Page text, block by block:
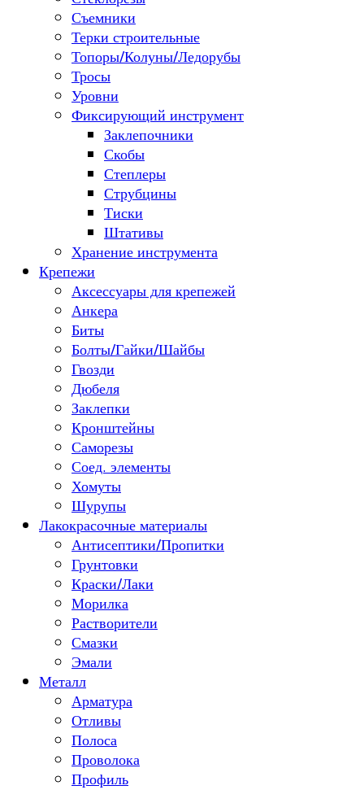
Съемники
Терки строительные
Топоры/Колуны/Ледорубы
Тросы
Уровни
Фиксирующий инструмент
Заклепочники
Скобы
Степлеры
Струбцины
Тиски
Штативы
Хранение инструмента
Крепежи
Аксессуары для крепежей
Анкера
Биты
Болты/Гайки/Шайбы
Гвозди
Дюбеля
Заклепки
Кронштейны
Саморезы
Соед. элементы
Хомуты
Шурупы
Лакокрасочные материалы
Антисептики/Пропитки
Грунтовки
Краски/Лаки
Морилка
Растворители
Смазки
Эмали
Металл
Арматура
Отливы
Полоса
Проволока
Профиль